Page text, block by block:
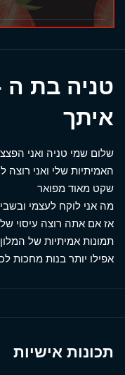
איתך
שלום שמי טניה ואני
האמיתיות שלי ואני רוצה
שקט מאוד מפואר
מה אני לוקח לעצמי
אז אם אתה רוצה עיסוי
תמונות אמיתיות של
אפילו יותר בנות מחכות
תכונות אישיות